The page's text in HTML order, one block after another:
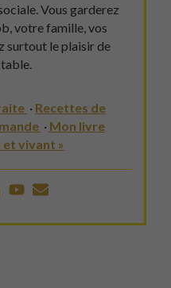
Vous garderez
votre famille, vos
surtout le plaisir de
· Recettes de
· Mon livre
et vivant »